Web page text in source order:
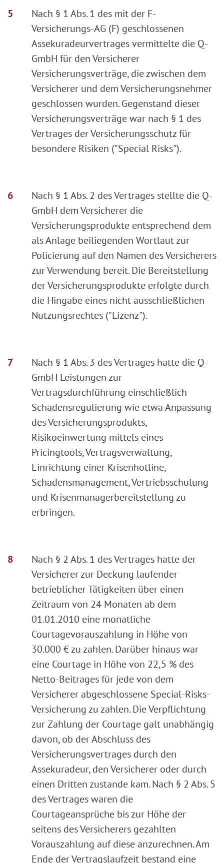
Nach § 1 Abs. 1 des mit der F-
Versicherungs-AG (F) geschlossenen
Assekuradeurvertrages vermittelte die Q-
GmbH für den Versicherer
Versicherungsverträge, die zwischen dem
Versicherer und dem Versicherungsnehmer
geschlossen wurden. Gegenstand dieser
Versicherungsverträge war nach § 1 des
Vertrages der Versicherungsschutz für
besondere Risiken ("Special Risks").
Nach § 1 Abs. 2 des Vertrages stellte die Q-
GmbH dem Versicherer die
Versicherungsprodukte entsprechend dem
als Anlage beiliegenden Wortlaut zur
Policierung auf den Namen des Versicherers
zur Verwendung bereit. Die Bereitstellung
der Versicherungsprodukte erfolgte durch
die Hingabe eines nicht ausschließlichen
Nutzungsrechtes ("Lizenz").
Nach § 1 Abs. 3 des Vertrages hatte die Q-
GmbH Leistungen zur
Vertragsdurchführung einschließlich
Schadensregulierung wie etwa Anpassung
des Versicherungsprodukts,
Risikoeinwertung mittels eines
Pricingtools, Vertragsverwaltung,
Einrichtung einer Krisenhotline,
Schadensmanagement, Vertriebsschulung
und Krisenmanagerbereitstellung zu
erbringen.
Nach § 2 Abs. 1 des Vertrages hatte der
Versicherer zur Deckung laufender
betrieblicher Tätigkeiten über einen
Zeitraum von 24 Monaten ab dem
01.01.2010 eine monatliche
Courtagevorauszahlung in Höhe von
30.000 € zu zahlen. Darüber hinaus war
eine Courtage in Höhe von 22,5 % des
Netto-Beitrages für jede von dem
Versicherer abgeschlossene Special-Risks-
Versicherung zu zahlen. Die Verpflichtung
zur Zahlung der Courtage galt unabhängig
davon, ob der Abschluss des
Versicherungsvertrages durch den
Assekuradeur, den Versicherer oder durch
einen Dritten zustande kam. Nach § 2 Abs. 5
des Vertrages waren die
Courtageansprüche bis zur Höhe der
seitens des Versicherers gezahlten
Vorauszahlung auf diese anzurechnen. Am
Ende der Vertragslaufzeit bestand eine